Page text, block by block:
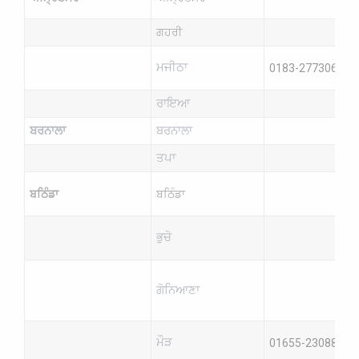
ਗਹਰੀ
ਮਜੀਠਾ 0183-2773067
ਰਾਇਆ
ਬਰਨਾਲਾ
ਬਰਨਾਲਾ
ਤਪਾ
ਬਠਿੰਡਾ ਬਠਿੰਡਾ
ਭੁਚੋ
ਗੋਨਿਆਣਾ
ਮੌੜ 01655-230882